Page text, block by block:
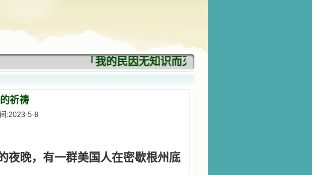
「我的民因无知识而灭亡。你弃掉知识，我也必
祈祷
:2023-5-8
夜晚，有一群美国人在密歇根州底